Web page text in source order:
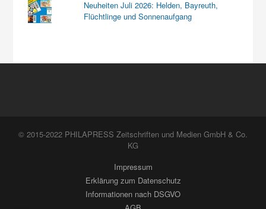
Neuheiten Juli 2026: Helden, Bayreuth,
Flüchtlinge und Sonnenaufgang
© 2015-2022 PHILAPRESS Zeitschriften und Medien GmbH & Co.
KG
Impressum
Erklärung zum Datenschutz
Informationen nach DSGVO